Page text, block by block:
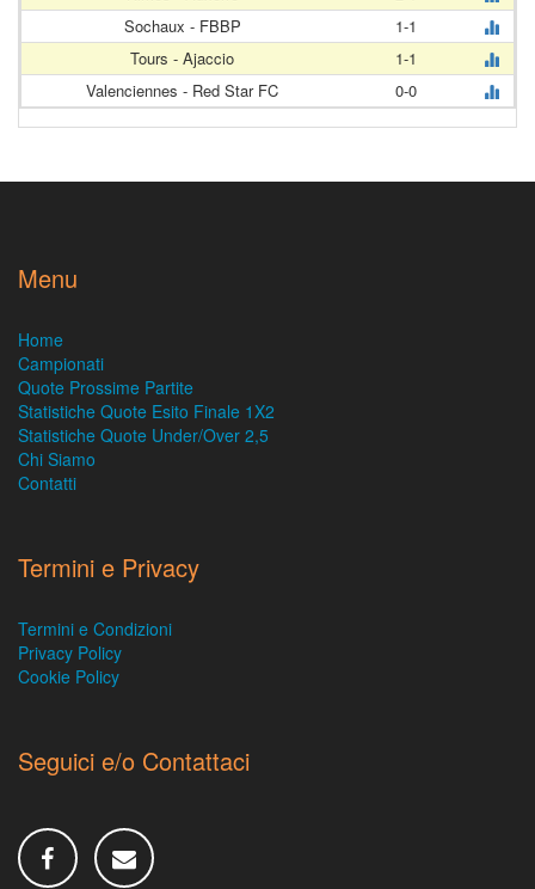
Sochaux - FBBP
1-1
Tours - Ajaccio
1-1
Valenciennes - Red Star FC
0-0
Menu
Home
Campionati
Quote Prossime Partite
Statistiche Quote Esito Finale 1X2
Statistiche Quote Under/Over 2,5
Chi Siamo
Contatti
Termini e Privacy
Termini e Condizioni
Privacy Policy
Cookie Policy
Seguici e/o Contattaci